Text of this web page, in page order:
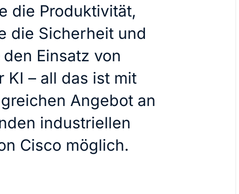
die Produktivität,
die Sicherheit und
Einsatz von
KI – all das ist mit
Angebot an
industriellen
Cisco möglich.